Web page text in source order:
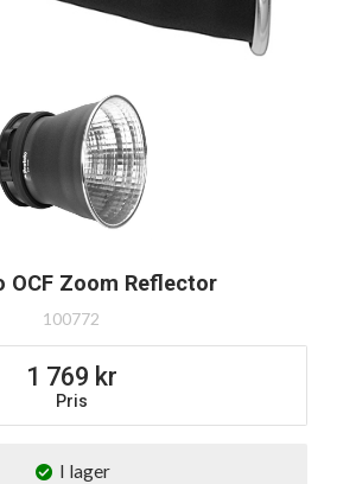
OCF Zoom Reflector
100772
Pris
1 769
I lager